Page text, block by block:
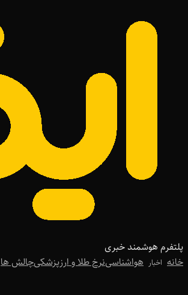
پلتفرم هوشمند خبری
خانه اخبار هواشناسینرخ طلا و ارزپزشکیچالش ها